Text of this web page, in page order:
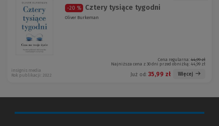
-20 % Cztery tysiące tygodni
Oliver Burkeman
Cena regularna: 44,99 zł
Najniższa cena z 30 dni przed obniżką: 44,99 zł
Już od: 35,99 zł Więcej
insignis media
Rok publikacji: 2022